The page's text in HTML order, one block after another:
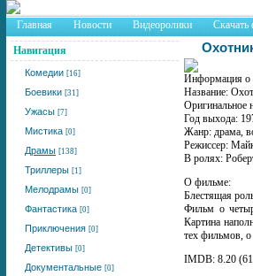
Главная Новости Видеоролики
Навигация
Комедии [16]
Боевики [31]
Ужасы [7]
Мистика [0]
Драмы [138]
Триллеры [1]
Мелодрамы [0]
Фантастика [0]
Приключения [0]
Детективы [0]
Документальные [0]
Информация о
Название:
Оригинальное
Год выхода:
Жанр: драма,
Режиссер:
В ролях:
О фильме:
Блестящая
Фильм о
Картина
тех фильмов,
IMDB: 8.20